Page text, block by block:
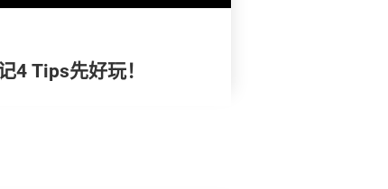
4 Tips先好玩！